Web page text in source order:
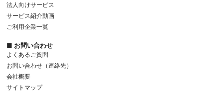
法人向けサービス
サービス紹介動画
ご利用企業一覧
■ お問い合わせ
よくあるご質問
お問い合わせ（連絡先）
会社概要
サイトマップ